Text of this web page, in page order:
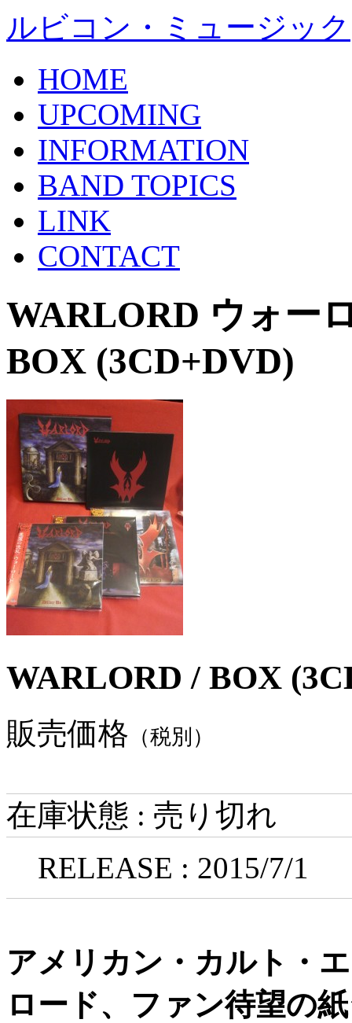
ルビコン・ミュージック
HOME
UPCOMING
INFORMATION
BAND TOPICS
LINK
CONTACT
WARLORD ウォー
BOX (3CD+DVD)
WARLORD / BOX
販売価格 （税別）
在庫状態 : 売り切れ
RELEASE : 2015/7/1
アメリカン・カルト・
ロード、ファン待望の